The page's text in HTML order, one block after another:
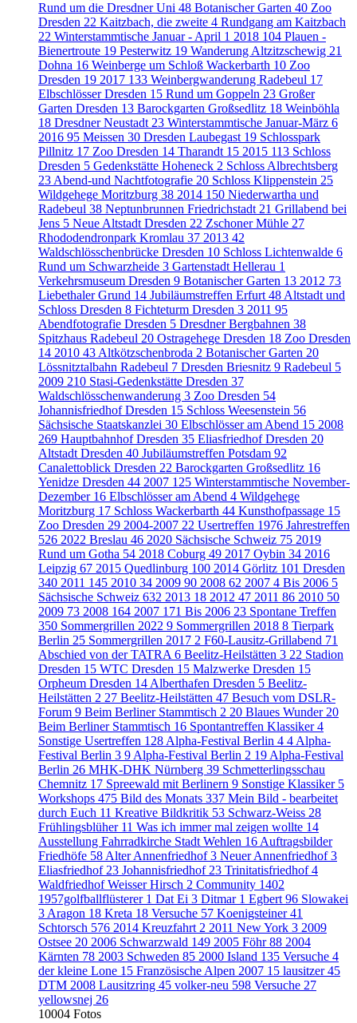
Rund um die Dresdner Uni 48 Botanischer Garten 40 Zoo
Dresden 22 Kaitzbach, die zweite 4 Rundgang am Kaitzbach
22 Winterstammtische Januar - April 1 2018 104 Plauen -
Bienertroute 19 Pesterwitz 19 Wanderung Altzitzschewig 21
Dohna 16 Weinberge um Schloß Wackerbarth 10 Zoo
Dresden 19 2017 133 Weinbergwanderung Radebeul 17
Elbschlösser Dresden 15 Rund um Goppeln 23 Großer
Garten Dresden 13 Barockgarten Großsedlitz 18 Weinböhla
18 Dresdner Neustadt 23 Winterstammtische Januar-März 6
2016 95 Meissen 30 Dresden Laubegast 19 Schlosspark
Pillnitz 17 Zoo Dresden 14 Tharandt 15 2015 113 Schloss
Dresden 5 Gedenkstätte Hoheneck 2 Schloss Albrechtsberg
23 Abend-und Nachtfotografie 20 Schloss Klippenstein 25
Wildgehege Moritzburg 38 2014 150 Niederwartha und
Radebeul 38 Neptunbrunnen Friedrichstadt 21 Grillabend bei
Jens 5 Neue Altstadt Dresden 22 Zschoner Mühle 27
Rhododendronpark Kromlau 37 2013 42
Waldschlösschenbrücke Dresden 10 Schloss Lichtenwalde 6
Rund um Schwarzheide 3 Gartenstadt Hellerau 1
Verkehrsmuseum Dresden 9 Botanischer Garten 13 2012 73
Liebethaler Grund 14 Jubiläumstreffen Erfurt 48 Altstadt und
Schloss Dresden 8 Fichteturm Dresden 3 2011 95
Abendfotografie Dresden 5 Dresdner Bergbahnen 38
Spitzhaus Radebeul 20 Ostragehege Dresden 18 Zoo Dresden
14 2010 43 Altkötzschenbroda 2 Botanischer Garten 20
Lössnitztalbahn Radebeul 7 Dresden Briesnitz 9 Radebeul 5
2009 210 Stasi-Gedenkstätte Dresden 37
Waldschlösschenwanderung 3 Zoo Dresden 54
Johannisfriedhof Dresden 15 Schloss Weesenstein 56
Sächsische Staatskanzlei 30 Elbschlösser am Abend 15 2008
269 Hauptbahnhof Dresden 35 Eliasfriedhof Dresden 20
Altstadt Dresden 40 Jubiläumstreffen Potsdam 92
Canalettoblick Dresden 22 Barockgarten Großsedlitz 16
Yenidze Dresden 44 2007 125 Winterstammtische November-
Dezember 16 Elbschlösser am Abend 4 Wildgehege
Moritzburg 17 Schloss Wackerbarth 44 Kunsthofpassage 15
Zoo Dresden 29 2004-2007 22 Usertreffen 1976 Jahrestreffen
526 2022 Breslau 46 2020 Sächsische Schweiz 75 2019
Rund um Gotha 54 2018 Coburg 49 2017 Oybin 34 2016
Leipzig 67 2015 Quedlinburg 100 2014 Görlitz 101 Dresden
340 2011 145 2010 34 2009 90 2008 62 2007 4 Bis 2006 5
Sächsische Schweiz 632 2013 18 2012 47 2011 86 2010 50
2009 73 2008 164 2007 171 Bis 2006 23 Spontane Treffen
350 Sommergrillen 2022 9 Sommergrillen 2018 8 Tierpark
Berlin 25 Sommergrillen 2017 2 F60-Lausitz-Grillabend 71
Abschied von der TATRA 6 Beelitz-Heilstätten 3 22 Stadion
Dresden 15 WTC Dresden 15 Malzwerke Dresden 15
Orpheum Dresden 14 Alberthafen Dresden 5 Beelitz-
Heilstätten 2 27 Beelitz-Heilstätten 47 Besuch vom DSLR-
Forum 9 Beim Berliner Stammtisch 2 20 Blaues Wunder 20
Beim Berliner Stammtisch 16 Spontantreffen Klassiker4
Sonstige Usertreffen 128 Alpha-Festival Berlin 4 4 Alpha-
Festival Berlin 3 9 Alpha-Festival Berlin 2 19 Alpha-Festival
Berlin 26 MHK-DHK Nürnberg 39 Schmetterlingsschau
Chemnitz 17 Spreewald mit Berlinern 9 Sonstige Klassiker 5
Workshops 475 Bild des Monats 337 Mein Bild - bearbeitet
durch Euch 11 Kreative Bildkritik 53 Schwarz-Weiss 28
Frühlingsblüher 11 Was ich immer mal zeigen wollte 14
Ausstellung Fahrradkirche Stadt Wehlen 16 Auftragsbilder
Friedhöfe 58 Alter Annenfriedhof3 Neuer Annenfriedhof3
Eliasfriedhof 23 Johannisfriedhof 23 Trinitatisfriedhof4
Waldfriedhof Weisser Hirsch 2 Community 1402
1957golfballflüsterer 1 Dat Ei 3 Ditmar 1 Egbert 96 Slowakei
3 Aragon 18 Kreta 18 Versuche 57 Koenigsteiner41
Schtorsch 576 2014 Kreuzfahrt 2 2011 New York 3 2009
Ostsee 20 2006 Schwarzwald 149 2005 Föhr88 2004
Kärnten 78 2003 Schweden 85 2000 Island 135 Versuche 4
der kleine Lone 15 Französische Alpen 2007 15 lausitzer45
DTM 2008 Lausitzring 45 volker-neu 598 Versuche 27
yellowsnej 26
10004 Fotos